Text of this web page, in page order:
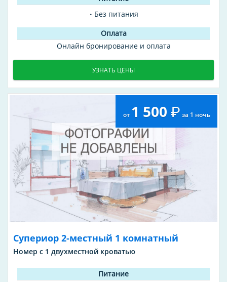
Без питания
Онлайн бронирование и оплата
УЗНАТЬ ЦЕНЫ
от 1 500 за 1 ночь
Супериор 2-местный 1 комнатный
Номер с 1 двухместной кроватью